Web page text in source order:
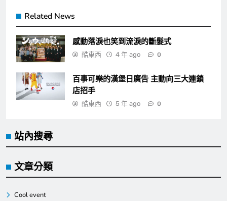
Related News
感動落淚也笑到流淚的斷髮式
酷東西 4 年 ago 0
百事可樂的漢堡日廣告 主動向三大連鎖
店招手
酷東西 5 年 ago 0
站內搜尋
文章分類
Cool event